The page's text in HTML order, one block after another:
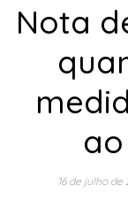
Nota
16 de julho de